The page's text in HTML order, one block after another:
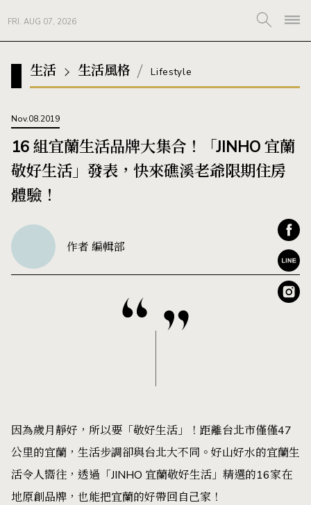
FRI. AUG 07, 2026
生活 生活風格 Lifestyle
Nov.08.2019
16 組宜蘭生活品牌大集合！「JINHO 宜蘭
敬好生活」發表，快來礁溪老爺限期住房
體驗！
作者 編輯部
因為歲月靜好，所以要「敬好生活」！距離台北市僅僅47
公里的宜蘭，生活步調卻與台北大不同。好山好水的宜蘭生
活令人嚮往，透過「JINHO 宜蘭敬好生活」精選的16家在
地原創品牌，也能把宜蘭的好帶回自己家！